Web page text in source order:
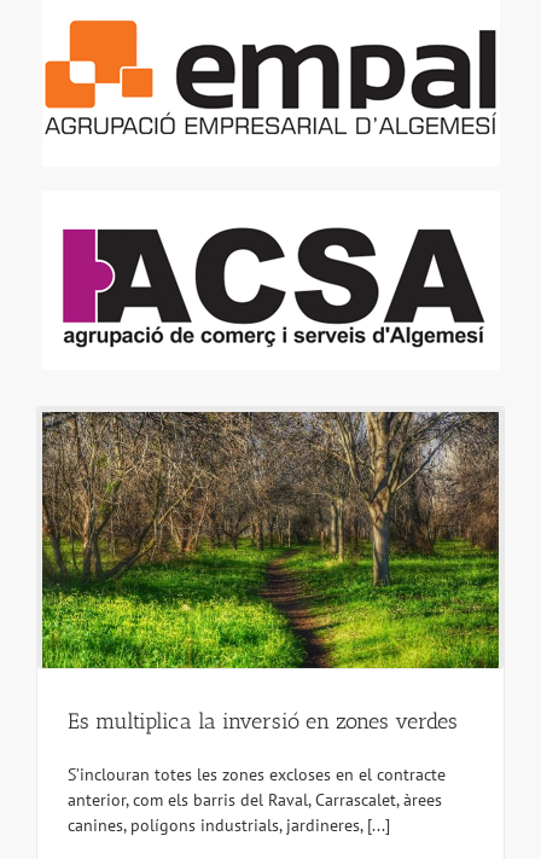
Es multiplica la inversió en zones verdes
S’inclouran totes les zones excloses en el contracte
anterior, com els barris del Raval, Carrascalet, àrees
canines, polígons industrials, jardineres, [...]